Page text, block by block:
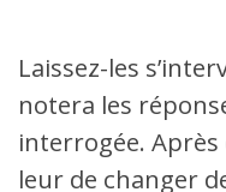
Laissez-les
notera les
interrogée.
leur de changer